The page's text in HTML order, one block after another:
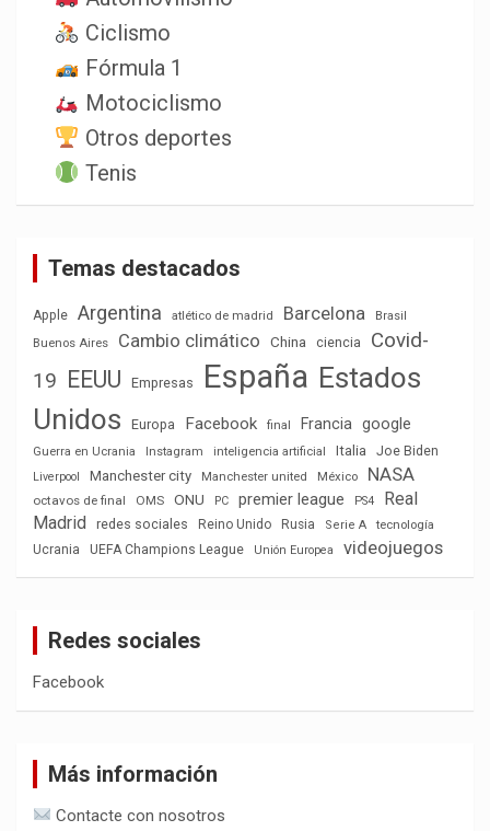
Ciclismo
Fórmula 1
Motociclismo
Otros deportes
Tenis
Temas destacados
Apple Argentina atlético de madrid Barcelona
Brasil
Buenos Aires
Cambio climático China ciencia
Covid-
19 EEUU Empresas España Estados
Unidos
Europa Facebook final Francia google
Guerra en Ucrania Instagram inteligencia artificial Italia Joe Biden
Liverpool Manchester city Manchester united México NASA
octavos de final OMS ONU PC premier league PS4
Real
Madrid
redes sociales Reino Unido Rusia Serie A
tecnología
Ucrania
UEFA Champions League Unión Europea videojuegos
Redes sociales
Facebook
Más información
Contacte con nosotros